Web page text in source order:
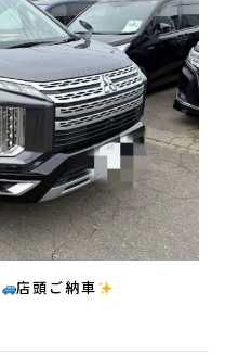
店頭ご納車